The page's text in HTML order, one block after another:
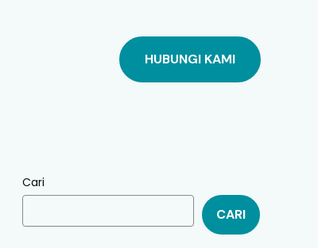
HUBUNGI KAMI
Cari
CARI